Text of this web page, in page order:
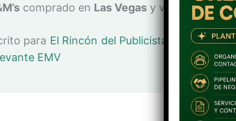
comprado en Las Vegas y viendo laMTV
para El Rincón del Publicista lo puedes
EMV